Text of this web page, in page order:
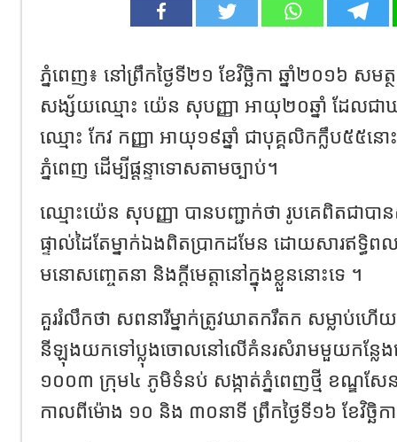
ភ្នំពេញ៖ នៅព្រឹកថ្ងៃទី២១ ខែវិច្ឆិកា ឆ្នាំ២០១៦ សម
សង្ស័យឈ្មោះ យ៉េន សុបញ្ញា អាយុ២០ឆ្នាំ ដែលជាឃ
ឈ្មោះ កែវ កញ្ញា អាយុ១៩ឆ្នាំ ជាបុគ្គលិកក្លឹប៥៥នោ
ភ្នំពេញ ដើម្បីផ្តន្ទាទោសតាមច្បាប់។
ឈ្មោះយ៉េន សុបញ្ញា បានបញ្ជាក់ថា រូបគេពិតជាបា
ផ្ទាល់ដៃតែម្នាក់ឯងពិតប្រាកដមែន ដោយសារឥទ្ធិពល
មនោសញ្ចេតនា និងក្តីមេត្តានៅក្នុងខ្លួននោះទេ ។
គួររំលឹកថា សពនារីម្នាក់ត្រូវឃាតករឹតក សម្លាប់ហ
នីឡុងយកទៅប្លុងចោលនៅលើគំនរសំរាមមួយកន្លែង
១០០៣ ក្រុម៤ ភូមិទំនប់ សង្កាត់ភ្នំពេញថ្មី ខណ្ឌសែន
កាលពីម៉ោង ១០ និង ៣០នាទី ព្រឹកថ្ងៃទី១៦ ខែវិច្ឆិក